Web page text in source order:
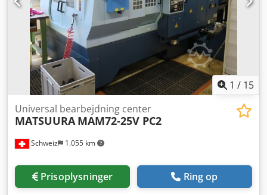
1 / 15
Schweiz 1.055 km
Universal bearbejdning center
MATSUURA MAM72-25V PC2
Prisoplysninger Ring op